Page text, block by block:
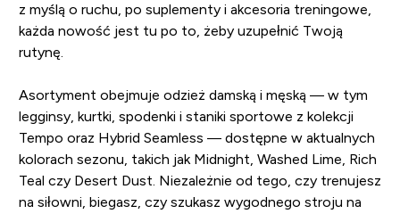
z myślą o ruchu, po suplementy i akcesoria treningowe,
każda nowość jest tu po to, żeby uzupełnić Twoją
rutynę.
Asortyment obejmuje odzież damską i męską — w tym
legginsy, kurtki, spodenki i staniki sportowe z kolekcji
Tempo oraz Hybrid Seamless — dostępne w aktualnych
kolorach sezonu, takich jak Midnight, Washed Lime, Rich
Teal czy Desert Dust. Niezależnie od tego, czy trenujesz
na siłowni, biegasz, czy szukasz wygodnego stroju na